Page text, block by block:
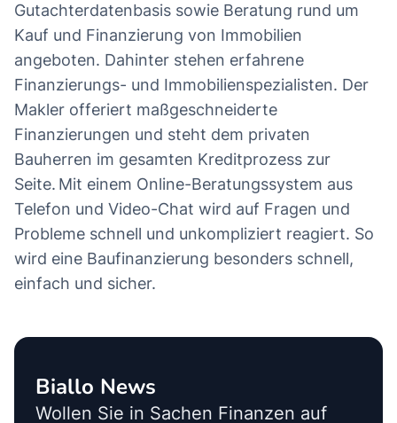
Gutachterdatenbasis sowie Beratung rund um
Kauf und Finanzierung von Immobilien
angeboten. Dahinter stehen erfahrene
Finanzierungs- und Immobilienspezialisten. Der
Makler offeriert maßgeschneiderte
Finanzierungen und steht dem privaten
Bauherren im gesamten Kreditprozess zur
Seite. Mit einem Online-Beratungssystem aus
Telefon und Video-Chat wird auf Fragen und
Probleme schnell und unkompliziert reagiert. So
wird eine Baufinanzierung besonders schnell,
einfach und sicher.
Biallo News
Wollen Sie in Sachen Finanzen auf